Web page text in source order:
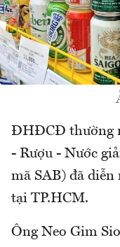
ĐHĐCĐ thường
- Rượu - Nước
mã SAB) đã diễn
tại TP.HCM.
Ông Neo Gim